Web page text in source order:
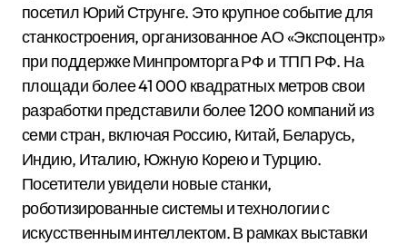
посетил Юрий Струнге. Это крупное событие для
станкостроения, организованное АО «Экспоцентр»
при поддержке Минпромторга РФ и ТПП РФ. На
площади более 41 000 квадратных метров свои
разработки представили более 1200 компаний из
семи стран, включая Россию, Китай, Беларусь,
Индию, Италию, Южную Корею и Турцию.
Посетители увидели новые станки,
роботизированные системы и технологии с
искусственным интеллектом. В рамках выставки